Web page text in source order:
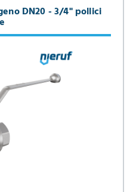
DN20 - 3/4" pollici